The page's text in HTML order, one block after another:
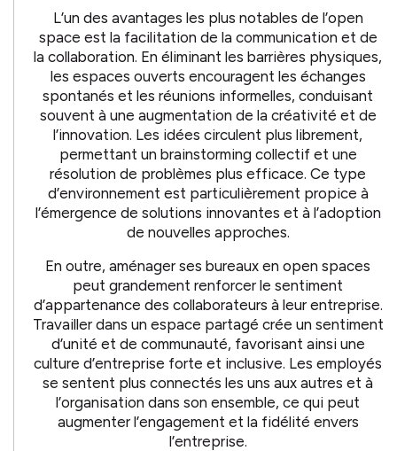
L’un des avantages les plus notables de l’open
space est la facilitation de la communication et de
la collaboration. En éliminant les barrières physiques,
les espaces ouverts encouragent les échanges
spontanés et les réunions informelles, conduisant
souvent à une augmentation de la créativité et de
l’innovation. Les idées circulent plus librement,
permettant un brainstorming collectif et une
résolution de problèmes plus efficace. Ce type
d’environnement est particulièrement propice à
l’émergence de solutions innovantes et à l’adoption
de nouvelles approches.
En outre, aménager ses bureaux en open spaces
peut grandement renforcer le sentiment
d’appartenance des collaborateurs à leur entreprise.
Travailler dans un espace partagé crée un sentiment
d’unité et de communauté, favorisant ainsi une
culture d’entreprise forte et inclusive. Les employés
se sentent plus connectés les uns aux autres et à
l’organisation dans son ensemble, ce qui peut
augmenter l’engagement et la fidélité envers
l’entreprise.